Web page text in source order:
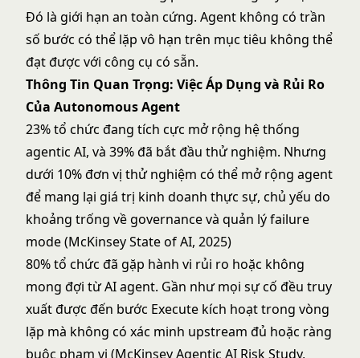
Đó là giới hạn an toàn cứng. Agent không có trần
số bước có thể lặp vô hạn trên mục tiêu không thể
đạt được với công cụ có sẵn.
Thông Tin Quan Trọng: Việc Áp Dụng và Rủi Ro
Của Autonomous Agent
23% tổ chức đang tích cực mở rộng hệ thống
agentic AI, và 39% đã bắt đầu thử nghiệm. Nhưng
dưới 10% đơn vị thử nghiệm có thể mở rộng agent
để mang lại giá trị kinh doanh thực sự, chủ yếu do
khoảng trống về governance và quản lý failure
mode (McKinsey State of AI, 2025)
80% tổ chức đã gặp hành vi rủi ro hoặc không
mong đợi từ AI agent. Gần như mọi sự cố đều truy
xuất được đến bước Execute kích hoạt trong vòng
lặp mà không có xác minh upstream đủ hoặc ràng
buộc phạm vi (McKinsey Agentic AI Risk Study,